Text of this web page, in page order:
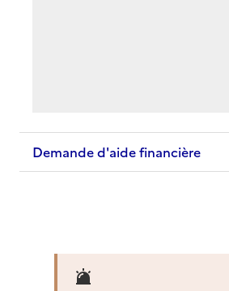
Demande d'aide financière